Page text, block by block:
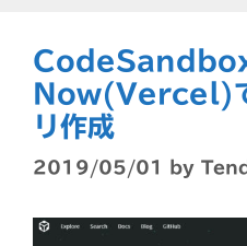
Now(Vercel)
リ作成
2019/05/01 by